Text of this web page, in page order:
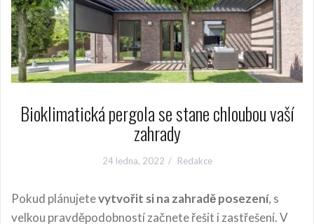
Bioklimatická pergola se stane chloubou vaší
zahrady
24 ledna, 2022 Redakce
Pokud plánujetevytvořit si na zahradě posezení, s
velkou pravděpodobností začnete řešit i zastřešení. V